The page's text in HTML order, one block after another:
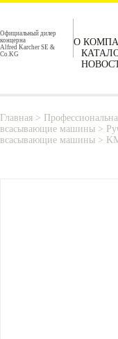
Официальный дилер
концерна
Alfred Karcher SE &
Co.KG
О
Главная >
всасывающие машины >
всасывающие машины >